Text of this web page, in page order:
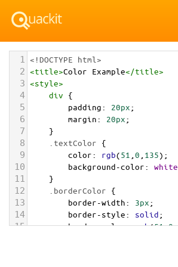
1 <!DOCTYPE html>
2 <title>Color Example</title>
3 <style>
4 div {
5 padding: 20px;
6 margin: 20px;
7 }
8 .textColor {
9 color: rgb(51 0 135);
10 background-color: white
11 }
12 .borderColor {
13 border-width: 3px;
14 border-style: solid;
15 border-color: rgb(51,0,